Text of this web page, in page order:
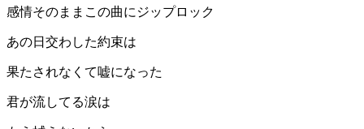
感情そのままこの曲にジップロック
あの日交わした約束は
果たされなくて嘘になった
君が流してる涙は